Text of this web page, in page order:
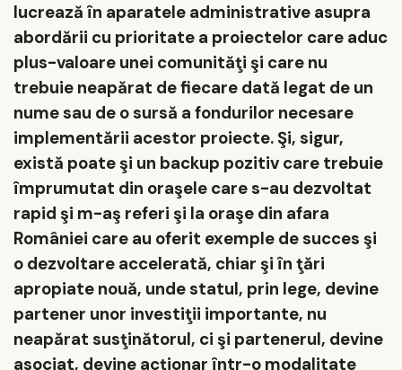
lucrează în aparatele administrative asupra
abordării cu prioritate a proiectelor care aduc
plus-valoare unei comunităţi şi care nu
trebuie neapărat de fiecare dată legat de un
nume sau de o sursă a fondurilor necesare
implementării acestor proiecte. Şi, sigur,
există poate şi un backup pozitiv care trebuie
împrumutat din oraşele care s-au dezvoltat
rapid şi m-aş referi şi la oraşe din afara
României care au oferit exemple de succes şi
o dezvoltare accelerată, chiar şi în ţări
apropiate nouă, unde statul, prin lege, devine
partener unor investiţii importante, nu
neapărat susţinătorul, ci şi partenerul, devine
asociat, devine acţionar într-o modalitate